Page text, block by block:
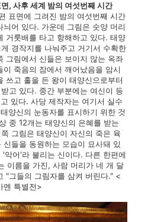
, 사후 세계 밤의 여섯번째 시간
표면에 그려진 밤의 여섯번째 시간
어 있다. 가운데 그림은 숫양 머리
거룻배를 타고 항해하고 있다. 태양
경작지를 나눠주고 거기서 수확한
그림에서 신들은 보이지 않는 옥좌
죽음의 잠에서 깨어났음을 암시
쓰고 홀을 든 왕이 태양신으로부터
고 있다. 중간 부분에는 여신이 등
있다. 사당 제작자는 여기서 실수
양신의 눈동자를 표시하기 위한 것
중 12개는 태양신의 은혜를 받는
그림은 태양신이 자신의 죽은 육
들을 동원하는 모습이 묘사돼 있
악어'라 불리는 신이다. 다른 한편에
이름을 가진, 사람 머리가 네 개 달
"그들의 그림자를 삼켜 버린다." <
멘 특별전>